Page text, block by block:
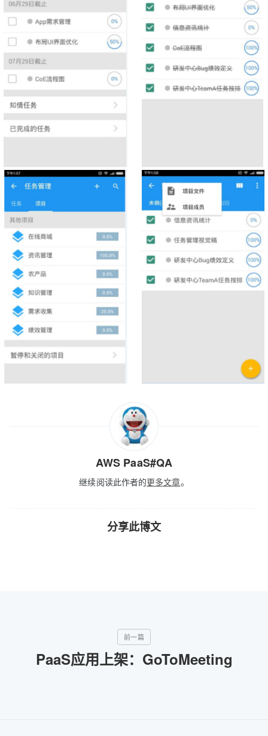
AWS PaaS#QA
继续阅读此作者的更多文章。
分享此博文
PaaS应用上架：GoToMeeting